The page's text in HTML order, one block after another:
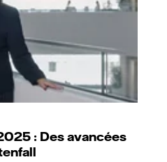
: Des avancées